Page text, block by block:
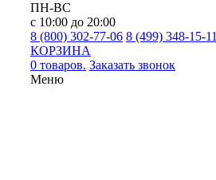
ПН-ВС
с 10:00 до 20:00
8 (800) 302-77-06 8 (499) 348-15-11
КОРЗИНА
0 товаров. Заказать звонок
Меню